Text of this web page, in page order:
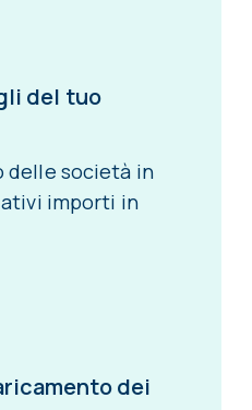
del tuo
delle società in
importi in
dei